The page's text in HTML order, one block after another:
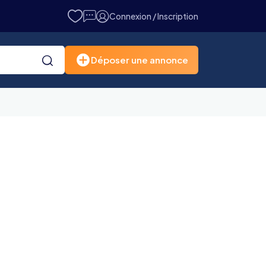
Connexion / Inscription
Déposer une annonce